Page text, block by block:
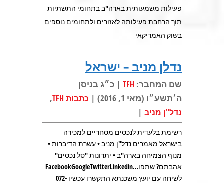
פעילות משמעותית בארה"ב בתחומי התשתיות
תוך הרחבת פעילותה לאזורים ולתחומים נוספים
בשוק האמריקאי
נדלן מניב – ישראל
שם המחבר: TFH | כ״ג בניסן
ה׳תשע״ו (מאי 1, 2016) |
כתבות TFH ,
נדל"ן מניב |
רשימת בלעדית לנכסים מסחריים למכירה
בישראל מאמרים נדל"ן מניב • עשרת הדיברות •
מנוף הצמיחה בארה"ב • יתרונות "סל נכסים"
אהבתם? שתפו…FacebookGoogleTwitterLinkedin
לשיחה עם יועץ משכנתא התקשרו עכשיו 072-